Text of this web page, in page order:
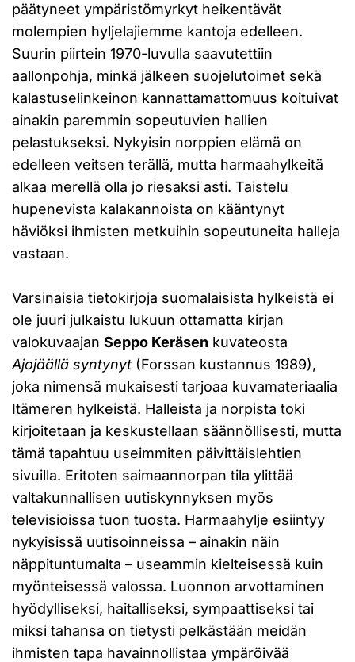
päätyneet ympäristömyrkyt heikentävät
molempien hyljelajiemme kantoja edelleen.
Suurin piirtein 1970-luvulla saavutettiin
aallonpohja, minkä jälkeen suojelutoimet sekä
kalastuselinkeinon kannattamattomuus koituivat
ainakin paremmin sopeutuvien hallien
pelastukseksi. Nykyisin norppien elämä on
edelleen veitsen terällä, mutta harmaahylkeitä
alkaa merellä olla jo riesaksi asti. Taistelu
hupenevista kalakannoista on kääntynyt
häviöksi ihmisten metkuihin sopeutuneita halleja
vastaan.
Varsinaisia tietokirjoja suomalaisista hylkeistä ei
ole juuri julkaistu lukuun ottamatta kirjan
valokuvaajan Seppo Keräsen kuvateosta
Ajojäällä syntynyt (Forssan kustannus 1989),
joka nimensä mukaisesti tarjoaa kuvamateriaalia
Itämeren hylkeistä. Halleista ja norpista toki
kirjoitetaan ja keskustellaan säännöllisesti, mutta
tämä tapahtuu useimmiten päivittäislehtien
sivuilla. Eritoten saimaannorpan tila ylittää
valtakunnallisen uutiskynnyksen myös
televisioissa tuon tuosta. Harmaahylje esiintyy
nykyisissä uutisoinneissa – ainakin näin
näppituntumalta – useammin kielteisessä kuin
myönteisessä valossa. Luonnon arvottaminen
hyödylliseksi, haitalliseksi, sympaattiseksi tai
miksi tahansa on tietysti pelkästään meidän
ihmisten tapa havainnollistaa ympäröivää